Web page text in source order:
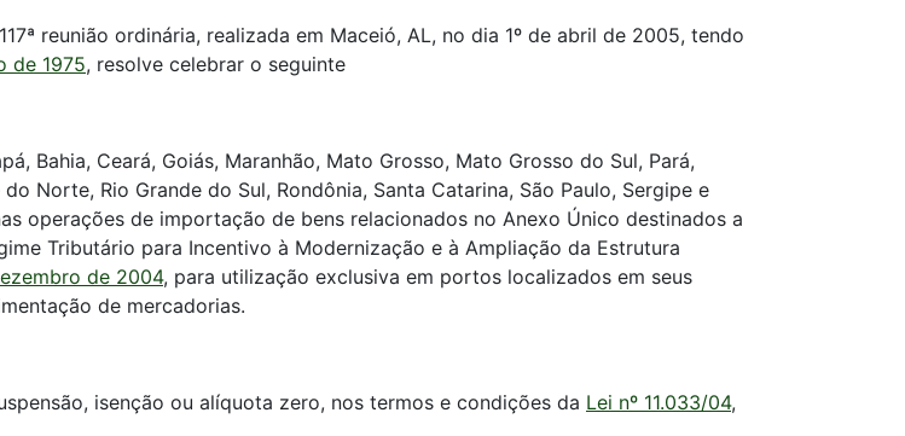
reunião ordinária, realizada em Maceió, AL, no dia 1º de abril de 2005, tendo
de 1975, resolve celebrar o seguinte
Bahia, Ceará, Goiás, Maranhão, Mato Grosso, Mato Grosso do Sul, Pará,
Norte, Rio Grande do Sul, Rondônia, Santa Catarina, São Paulo, Sergipe e
operações de importação de bens relacionados no Anexo Único destinados a
Tributário para Incentivo à Modernização e à Ampliação da Estrutura
de 2004, para utilização exclusiva em portos localizados em seus
de mercadorias.
isenção ou alíquota zero, nos termos e condições da Lei nº 11.033/04,